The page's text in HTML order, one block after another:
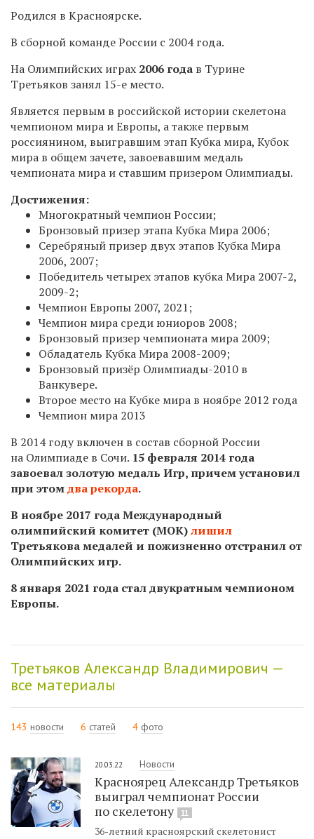
Родился в Красноярске.
В сборной команде России с 2004 года.
На Олимпийских играх 2006 года в Турине
Третьяков занял 15-е место.
Является первым в российской истории скелетона
чемпионом мира и Европы, а также первым
россиянином, выигравшим этап Кубка мира, Кубок
мира в общем зачете, завоевавшим медаль
чемпионата мира и ставшим призером Олимпиады.
Достижения:
Многократный чемпион России;
Бронзовый призер этапа Кубка Мира 2006;
Серебряный призер двух этапов Кубка Мира
2006, 2007;
Победитель четырех этапов кубка Мира 2007-2,
2009-2;
ЧемпионЕвропы 2007, 2021;
Чемпион мира среди юниоров 2008;
Бронзовый призер чемпионата мира 2009;
Обладатель Кубка Мира 2008-2009;
Бронзовый призёр Олимпиады-2010 в
Ванкувере.
Второе место на Кубке мира в ноябре 2012 года
Чемпион мира 2013
В 2014 году включен в состав сборной России
на Олимпиаде в Сочи. 15 февраля 2014 года
завоевал золотую медаль Игр, причем установил
при этомдва рекорда.
В ноябре 2017 года Международный
олимпийский комитет (МОК)лишил
Третьякова медалей и пожизненно отстранил от
Олимпийских игр.
8 января 2021 года стал двукратным чемпионом
Европы.
Третьяков Александр Владимирович —
все материалы
143 новости 6 статей 4 фото
20.03.22 Новости
Красноярец Александр Третьяков
выиграл чемпионат России
по скелетону
11
36-летний красноярский скелетонист